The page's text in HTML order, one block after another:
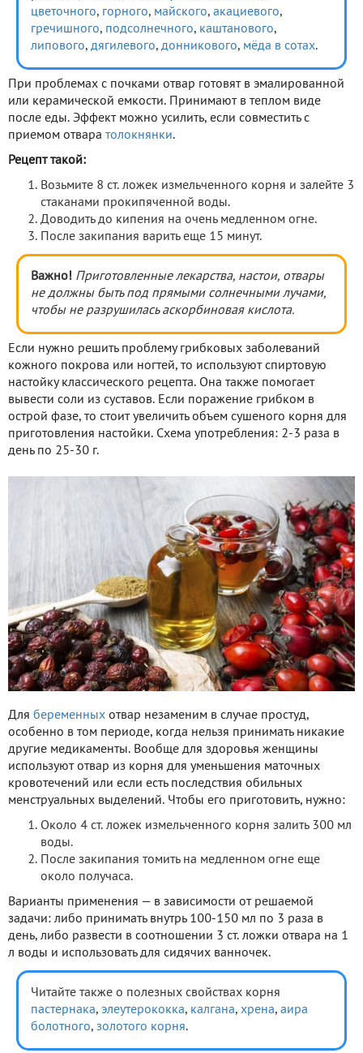
цветочного, горного, майского, акациевого,
гречишного, подсолнечного, каштанового,
липового, дягилевого, донникового, мёда в сотах.
При проблемах с почками отвар готовят в эмалированной
или керамической емкости. Принимают в теплом виде
после еды. Эффект можно усилить, если совместить с
приемом отвара толокнянки.
Рецепт такой:
Возьмите 8 ст. ложек измельченного корня и залейте 3
стаканами прокипяченной воды.
Доводить до кипения на очень медленном огне.
После закипания варить еще 15 минут.
Важно! Приготовленные лекарства, настои, отвары
не должны быть под прямыми солнечными лучами,
чтобы не разрушилась аскорбиновая кислота.
Если нужно решить проблему грибковых заболеваний
кожного покрова или ногтей, то используют спиртовую
настойку классического рецепта. Она также помогает
вывести соли из суставов. Если поражение грибком в
острой фазе, то стоит увеличить объем сушеного корня для
приготовления настойки. Схема употребления: 2-3 раза в
день по 25-30 г.
Для беременных отвар незаменим в случае простуд,
особенно в том периоде, когда нельзя принимать никакие
другие медикаменты. Вообще для здоровья женщины
используют отвар из корня для уменьшения маточных
кровотечений или если есть последствия обильных
менструальных выделений. Чтобы его приготовить, нужно:
Около 4 ст. ложек измельченного корня залить 300 мл
воды.
После закипания томить на медленном огне еще
около получаса.
Варианты применения — в зависимости от решаемой
задачи: либо принимать внутрь 100-150 мл по 3 раза в
день, либо развести в соотношении 3 ст. ложки отвара на 1
л воды и использовать для сидячих ванночек.
Читайте также о полезных свойствах корня
пастернака, элеутерококка, калгана, хрена, аира
болотного, золотого корня.